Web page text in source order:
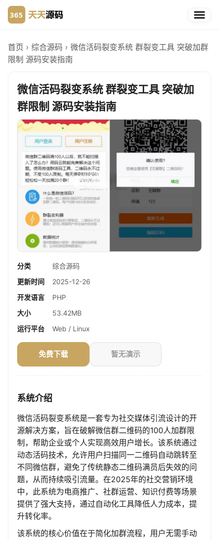
首页 › 综合源码 › 微信活码裂变系统 群裂变工具 突破加群
限制 源码安装指南
微信活码裂变系统 群裂变工具 突破加
群限制 源码安装指南
分类
综合源码
更新时间
2025-12-26
开发语言
PHP
大小
53.42MB
运行平台
Web / Linux
免费下载 暂无演示
系统介绍
微信活码裂变系统是一套专为社交媒体引流设计的开
源解决方案，旨在破解微信群二维码的100人加群限
制，帮助企业或个人实现高效用户增长。该系统通过
动态活码技术，允许用户扫描同一二维码自动跳转至
不同微信群，避免了传统静态二维码满员后失效的问
题，从而持续吸引流量。在2025年的社交营销环境
中，此系统为电商推广、社群运营、知识付费等场景
提供了强大支持，通过自动化工具降低人力成本，提
升转化率。
该系统的核心价值在于简化加群流程，用户无需手动